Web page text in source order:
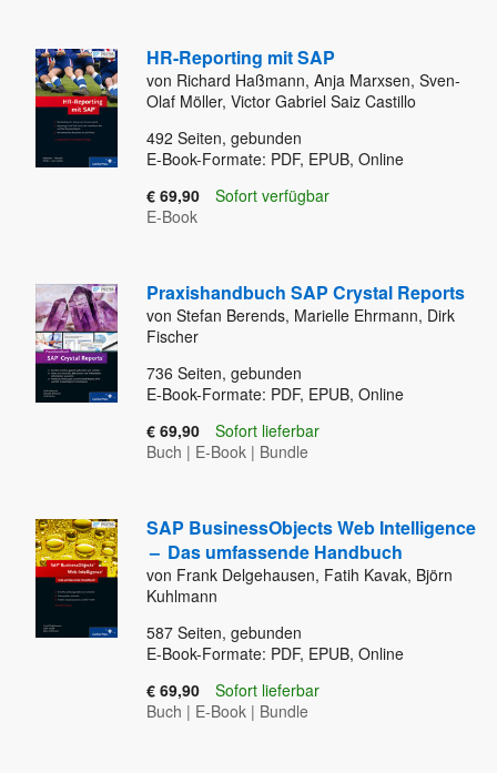
HR-Reporting mit SAP
von Richard Haßmann, Anja Marxsen, Sven-
Olaf Möller, Victor Gabriel Saiz Castillo
492 Seiten, gebunden
E-Book-Formate: PDF, EPUB, Online
€ 69,90
Sofort verfügbar
E-Book
Praxishandbuch SAP Crystal Reports
von Stefan Berends, Marielle Ehrmann, Dirk
Fischer
736 Seiten, gebunden
E-Book-Formate: PDF, EPUB, Online
€ 69,90
Sofort lieferbar
Buch | E-Book | Bundle
SAP BusinessObjects Web Intelligence
– Das umfassende Handbuch
von Frank Delgehausen, Fatih Kavak, Björn
Kuhlmann
587 Seiten, gebunden
E-Book-Formate: PDF, EPUB, Online
€ 69,90
Sofort lieferbar
Buch | E-Book | Bundle